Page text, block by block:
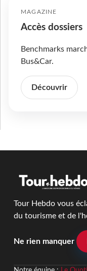
MAGAZINE
Accès dossiers
Benchmarks
Bus&Car.
Découvrir
Tour Hebdo vous
du tourisme et de
Ne rien manquer